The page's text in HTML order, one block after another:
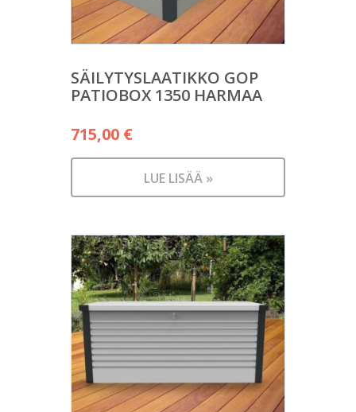
SÄILYTYSLAATIKKO GOP
PATIOBOX 1350 HARMAA
715,00 €
LUE LISÄÄ »